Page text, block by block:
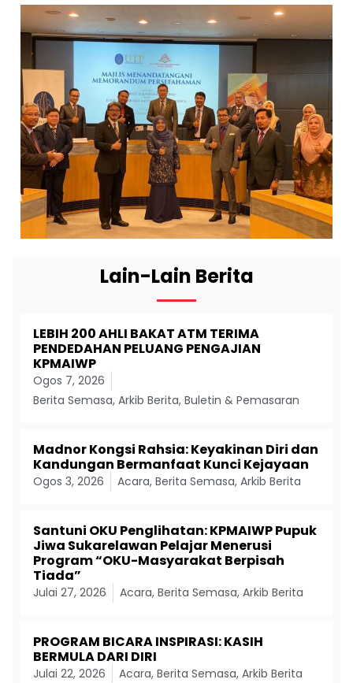
Lain-Lain Berita
LEBIH 200 AHLI BAKAT ATM TERIMA
PENDEDAHAN PELUANG PENGAJIAN
KPMAIWP
Ogos 7, 2026
Berita Semasa, Arkib Berita, Buletin & Pemasaran
Madnor Kongsi Rahsia: Keyakinan Diri dan
Kandungan Bermanfaat Kunci Kejayaan
Ogos 3, 2026 Acara, Berita Semasa, Arkib Berita
Santuni OKU Penglihatan: KPMAIWP Pupuk
Jiwa Sukarelawan Pelajar Menerusi
Program “OKU-Masyarakat Berpisah
Tiada”
Julai 27, 2026 Acara, Berita Semasa, Arkib Berita
PROGRAM BICARA INSPIRASI: KASIH
BERMULA DARI DIRI
Julai 22, 2026 Acara, Berita Semasa, Arkib Berita